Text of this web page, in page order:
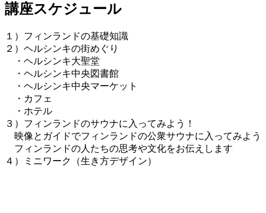
講座スケジュール
１）フィンランドの基礎知識
２）ヘルシンキの街めぐり
・ヘルシンキ大聖堂
・ヘルシンキ中央図書館
・ヘルシンキ中央マーケット
・カフェ
・ホテル
３）フィンランドのサウナに入ってみよう！
映像とガイドでフィンランドの公衆サウナに入ってみよう
フィンランドの人たちの思考や文化をお伝えします
４）ミニワーク（生き方デザイン）